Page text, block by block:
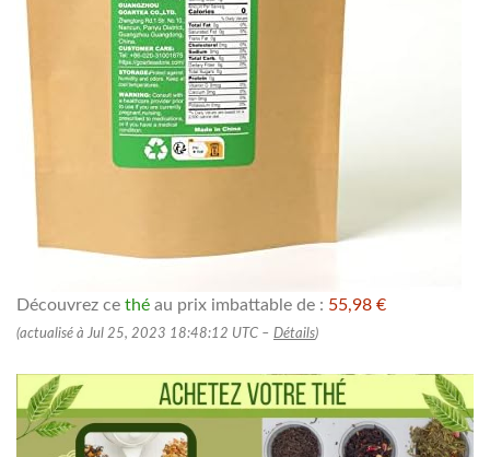
Découvrez ce thé au prix imbattable de : 55,98 €
(actualisé à Jul 25, 2023 18:48:12 UTC – Détails)